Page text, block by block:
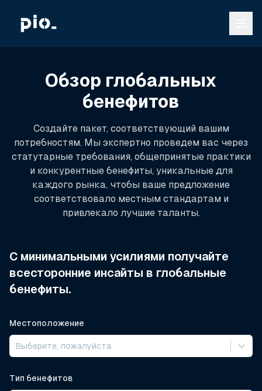
Обзор глобальных
бенефитов
Создайте пакет, соответствующий вашим
потребностям. Мы экспертно проведем вас через
статутарные требования, общепринятые практики
и конкурентные бенефиты, уникальные для
каждого рынка, чтобы ваше предложение
соответствовало местным стандартам и
привлекало лучшие таланты.
С минимальными усилиями получайте
всесторонние инсайты в глобальные
бенефиты.
Местоположение
Выберите, пожалуйста
Тип бенефитов